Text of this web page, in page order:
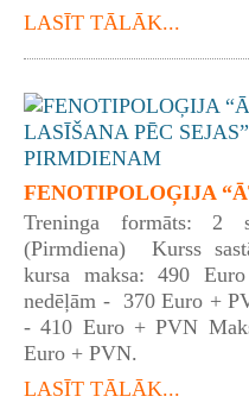
LASĪT TĀLĀK...
FENOTIPOLOĢIJA
Treninga formāts: 2
(Pirmdiena) Kurss
kursa maksa: 490
nedēļām - 370 Euro +
- 410 Euro + PVN
Euro + PVN.
LASĪT TĀLĀK...